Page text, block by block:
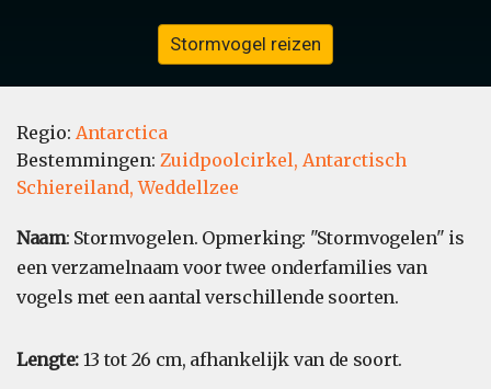
Stormvogel reizen
Regio: Antarctica
Bestemmingen: Zuidpoolcirkel, Antarctisch
Schiereiland, Weddellzee
Naam: Stormvogelen. Opmerking: "Stormvogelen" is
een verzamelnaam voor twee onderfamilies van
vogels met een aantal verschillende soorten.
Lengte:13 tot 26 cm, afhankelijk van de soort.